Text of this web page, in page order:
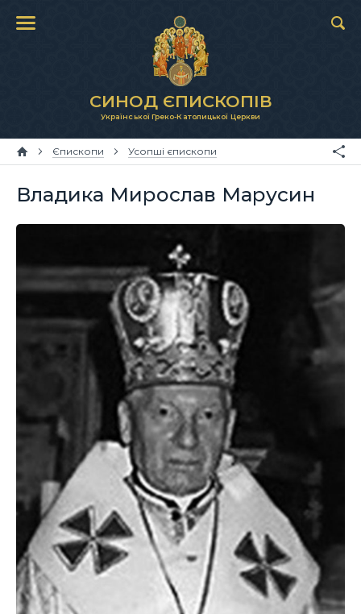
СИНОД ЄПИСКОПІВ
Української Греко-Католицької Церкви
Єпископи Усопші єпископи
Владика Мирослав Марусин